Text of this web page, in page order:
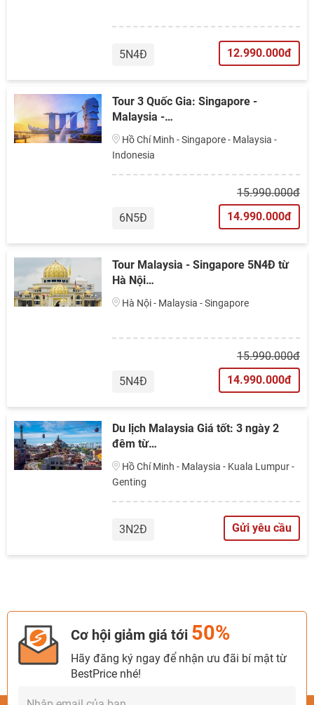
5N4Đ 12.990.000đ
Tour 3 Quốc Gia: Singapore -
Malaysia -…
Indonesia
6N5Đ
15.990.000đ
14.990.000đ
Tour Malaysia - Singapore 5N4Đ từ
Hà Nội…
Hà Nội - Malaysia - Singapore
5N4Đ
15.990.000đ
14.990.000đ
Du lịch Malaysia Giá tốt: 3 ngày 2
đêm từ…
Genting
3N2Đ Gửi yêu cầu
Cơ hội giảm giá tới 50%
Hãy đăng ký ngay để nhận ưu đãi bí mật từ
BestPrice nhé!